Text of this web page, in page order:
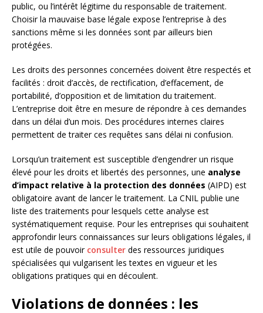
public, ou l’intérêt légitime du responsable de traitement.
Choisir la mauvaise base légale expose l’entreprise à des
sanctions même si les données sont par ailleurs bien
protégées.
Les droits des personnes concernées doivent être respectés et
facilités : droit d’accès, de rectification, d’effacement, de
portabilité, d’opposition et de limitation du traitement.
L’entreprise doit être en mesure de répondre à ces demandes
dans un délai d’un mois. Des procédures internes claires
permettent de traiter ces requêtes sans délai ni confusion.
Lorsqu’un traitement est susceptible d’engendrer un risque
élevé pour les droits et libertés des personnes, une analyse
d’impact relative à la protection des données (AIPD) est
obligatoire avant de lancer le traitement. La CNIL publie une
liste des traitements pour lesquels cette analyse est
systématiquement requise. Pour les entreprises qui souhaitent
approfondir leurs connaissances sur leurs obligations légales, il
est utile de pouvoir consulter des ressources juridiques
spécialisées qui vulgarisent les textes en vigueur et les
obligations pratiques qui en découlent.
Violations de données : les